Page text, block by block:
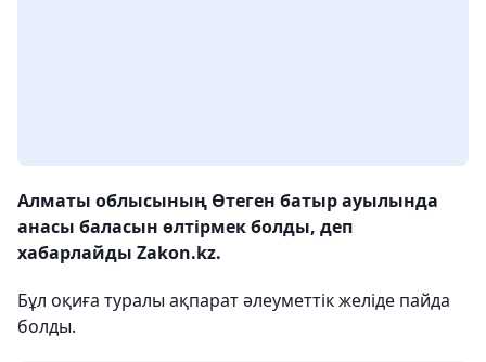
Алматы облысының Өтеген батыр ауылында
анасы баласын өлтірмек болды, деп
хабарлайды Zakon.kz.
Бұл оқиға туралы ақпарат әлеуметтік желіде пайда
болды.